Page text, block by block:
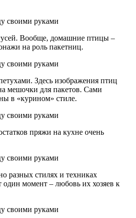
Вообще, домашние птицы –
на роль пакетниц.
Здесь изображения птиц
мешочки для пакетов. Сами
в «курином» стиле.
пряжи на кухне очень
разных стилях и техниках
один момент – любовь их хозяев к